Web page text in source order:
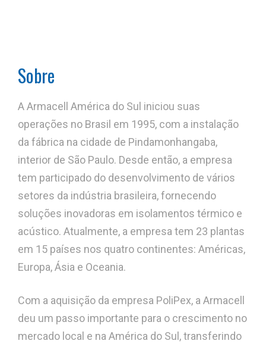
Sobre
A Armacell América do Sul iniciou suas
operações no Brasil em 1995, com a instalação
da fábrica na cidade de Pindamonhangaba,
interior de São Paulo. Desde então, a empresa
tem participado do desenvolvimento de vários
setores da indústria brasileira, fornecendo
soluções inovadoras em isolamentos térmico e
acústico. Atualmente, a empresa tem 23 plantas
em 15 países nos quatro continentes: Américas,
Europa, Ásia e Oceania.
Com a aquisição da empresa PoliPex, a Armacell
deu um passo importante para o crescimento no
mercado local e na América do Sul, transferindo